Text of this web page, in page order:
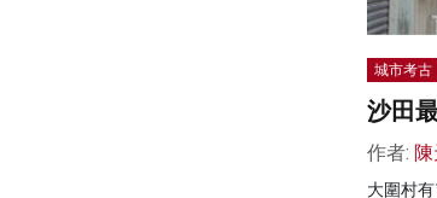
城市考古
沙田
作者:
大圍村